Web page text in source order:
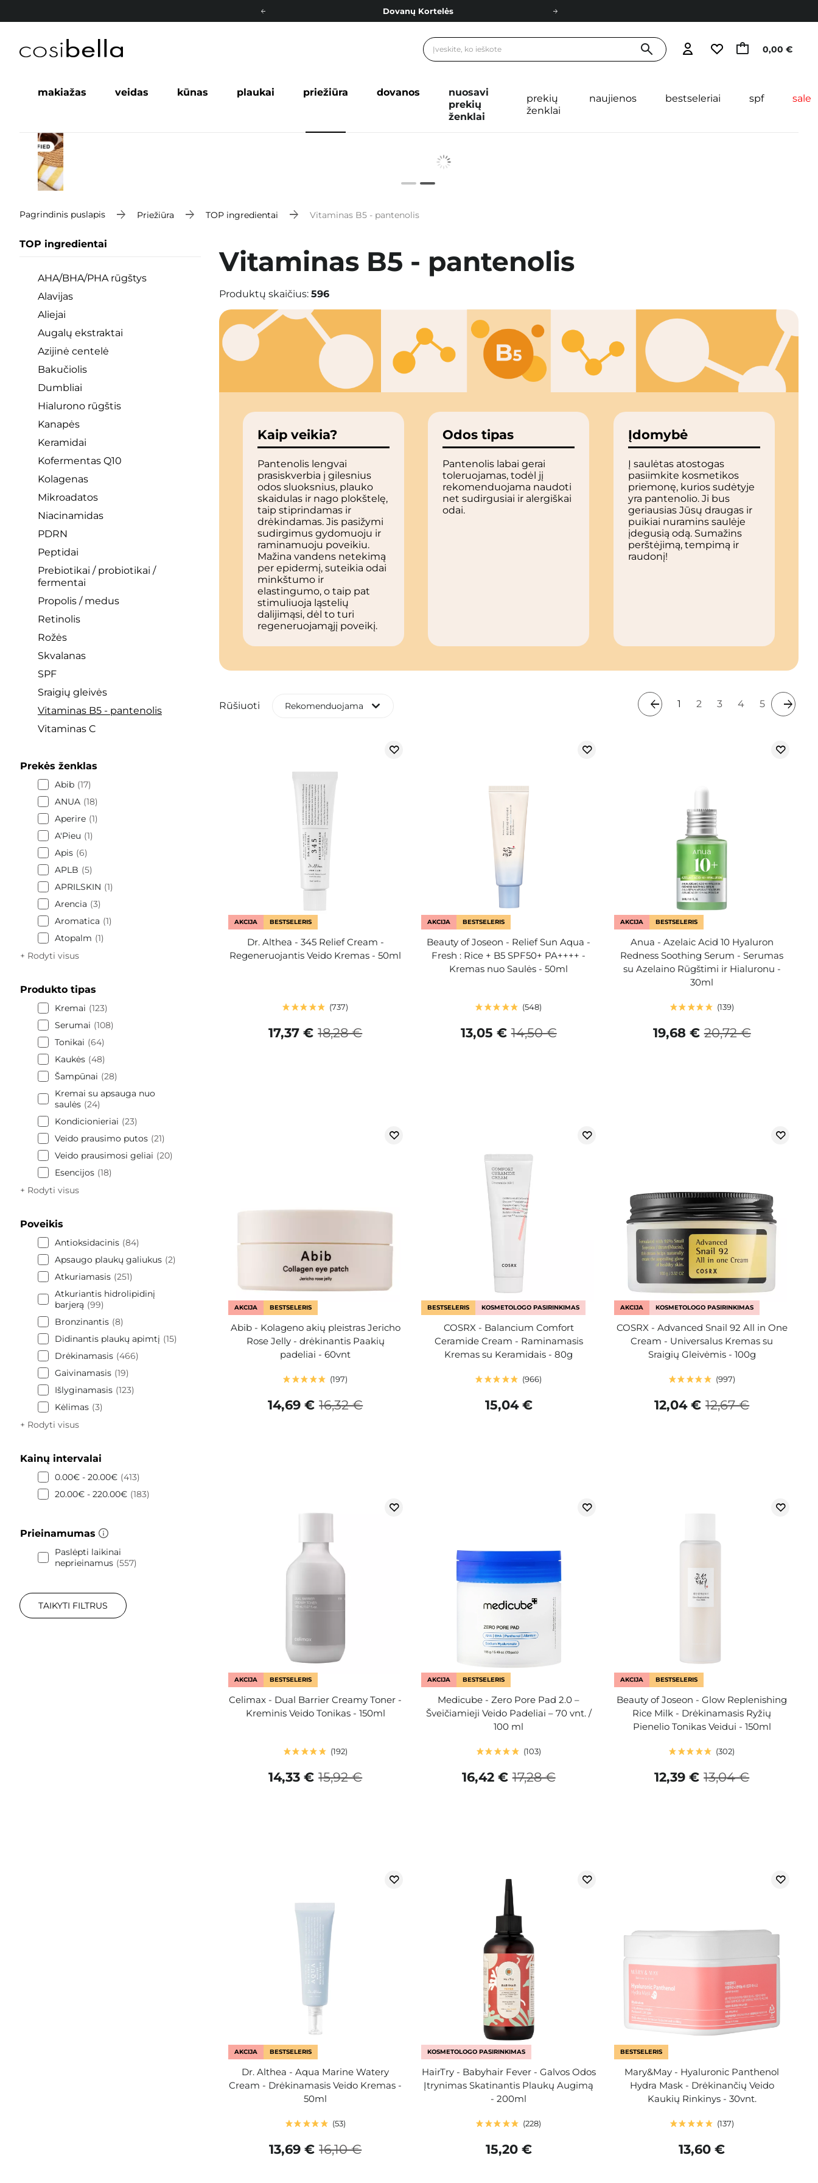
Dovanų Kortelės
Nemokamas pristatymas nuo 40,00 € 0,00 €
makiažas veidas kūnas plaukai priežiūra dovanos
nuosavi
prekių
ženklai
prekių
ženklai
naujienos bestseleriai spf sale
Pagrindinis puslapis Priežiūra TOP ingredientai Vitaminas B5 - pantenolis
TOP ingredientai
AHA/BHA/PHA rūgštys
Alavijas
Aliejai
Augalų ekstraktai
Azijinė centelė
Bakučiolis
Dumbliai
Hialurono rūgštis
Kanapės
Keramidai
Kofermentas Q10
Kolagenas
Mikroadatos
Niacinamidas
PDRN
Peptidai
Prebiotikai / probiotikai /
fermentai
Propolis / medus
Retinolis
Rožės
Skvalanas
SPF
Sraigių gleivės
Vitaminas B5 - pantenolis
Vitaminas C
Prekės ženklas
Abib 17
ANUA 18
Aperire 1
A'Pieu
1
Apis 6
APLB
5
APRILSKIN
1
Arencia
3
Aromatica
1
Atopalm
1
+ Rodyti visus
Produkto tipas
Kremai
123
Serumai
108
Tonikai
64
Kaukės 48
Šampūnai
28
Kremai su apsauga nuo
saulės 24
Kondicionieriai
23
Veido prausimo putos 21
Veido prausimosi geliai
20
Esencijos 18
+ Rodyti visus
Poveikis
Antioksidacinis 84
Apsaugo plaukų galiukus 2
Atkuriamasis 251
Atkuriantis hidrolipidinį
barjerą
99
Bronzinantis 8
Didinantis plaukų apimtį
15
Drėkinamasis 466
Gaivinamasis 19
Išlyginamasis 123
Kėlimas 3
+ Rodyti visus
Kainų intervalai
0.00€ - 20.00€ 413
20.00€ - 220.00€ 183
Prieinamumas
Paslėpti laikinai
neprieinamus 557
TAIKYTI FILTRUS
Vitaminas B5 - pantenolis
Produktų skaičius: 596
Kaip veikia?
Pantenolis lengvai
prasiskverbia į gilesnius
odos sluoksnius, plauko
skaidulas ir nago plokštelę,
taip stiprindamas ir
drėkindamas. Jis pasižymi
sudirgimus gydomuoju ir
raminamuoju poveikiu.
Mažina vandens netekimą
per epidermį, suteikia odai
minkštumo ir
elastingumo, o taip pat
stimuliuoja ląstelių
dalijimąsi, dėl to turi
regeneruojamąjį poveikį.
Odos tipas
Pantenolis labai gerai
toleruojamas, todėl jį
rekomenduojama naudoti
net sudirgusiai ir alergiškai
odai.
Įdomybė
Į saulėtas atostogas
pasiimkite kosmetikos
priemonę, kurios sudėtyje
yra pantenolio. Ji bus
geriausias Jūsų draugas ir
puikiai nuramins saulėje
įdegusią odą. Sumažins
perštėjimą, tempimą ir
raudonį!
Rūšiuoti Rekomenduojama 1 2 3 4 5
AKCIJA BESTSELERIS
Dr. Althea - 345 Relief Cream -
Regeneruojantis Veido Kremas - 50ml
737
18,28 €
17,37 €
AKCIJA BESTSELERIS
Beauty of Joseon - Relief Sun Aqua -
Fresh : Rice + B5 SPF50+ PA++++ -
Kremas nuo Saulės - 50ml
548
14,50 €
13,05 €
AKCIJA BESTSELERIS
Anua - Azelaic Acid 10 Hyaluron
Redness Soothing Serum - Serumas
su Azelaino Rūgštimi ir Hialuronu -
30ml
139
20,72 €
19,68 €
AKCIJA BESTSELERIS
Abib - Kolageno akių pleistras Jericho
Rose Jelly - drėkinantis Paakių
padeliai - 60vnt
197
16,32 €
14,69 €
BESTSELERIS KOSMETOLOGO PASIRINKIMAS
COSRX - Balancium Comfort
Ceramide Cream - Raminamasis
Kremas su Keramidais - 80g
966
15,04 €
AKCIJA KOSMETOLOGO PASIRINKIMAS
COSRX - Advanced Snail 92 All in One
Cream - Universalus Kremas su
Sraigių Gleivėmis - 100g
997
12,67 €
12,04 €
AKCIJA BESTSELERIS
Celimax - Dual Barrier Creamy Toner -
Kreminis Veido Tonikas - 150ml
192
15,92 €
14,33 €
AKCIJA BESTSELERIS
Medicube - Zero Pore Pad 2.0 –
Šveičiamieji Veido Padeliai – 70 vnt. /
100 ml
103
17,28 €
16,42 €
AKCIJA BESTSELERIS
Beauty of Joseon - Glow Replenishing
Rice Milk - Drėkinamasis Ryžių
Pienelio Tonikas Veidui - 150ml
302
13,04 €
12,39 €
AKCIJA BESTSELERIS
Dr. Althea - Aqua Marine Watery
Cream - Drėkinamasis Veido Kremas -
50ml
53
16,10 €
13,69 €
KOSMETOLOGO PASIRINKIMAS
HairTry - Babyhair Fever - Galvos Odos
Įtrynimas Skatinantis Plaukų Augimą
- 200ml
228
15,20 €
BESTSELERIS
Mary&May - Hyaluronic Panthenol
Hydra Mask - Drėkinančių Veido
Kaukių Rinkinys - 30vnt.
137
13,60 €